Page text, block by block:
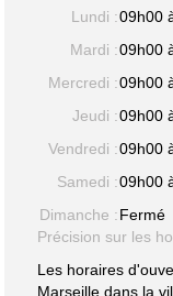
Lundi :09h00
Mardi :09h00
Mercredi :09h00
Jeudi :09h00
Vendredi :09h00
Samedi :09h00
Dimanche :Fermé
Précision sur les
Les horaires
Marseille dans la